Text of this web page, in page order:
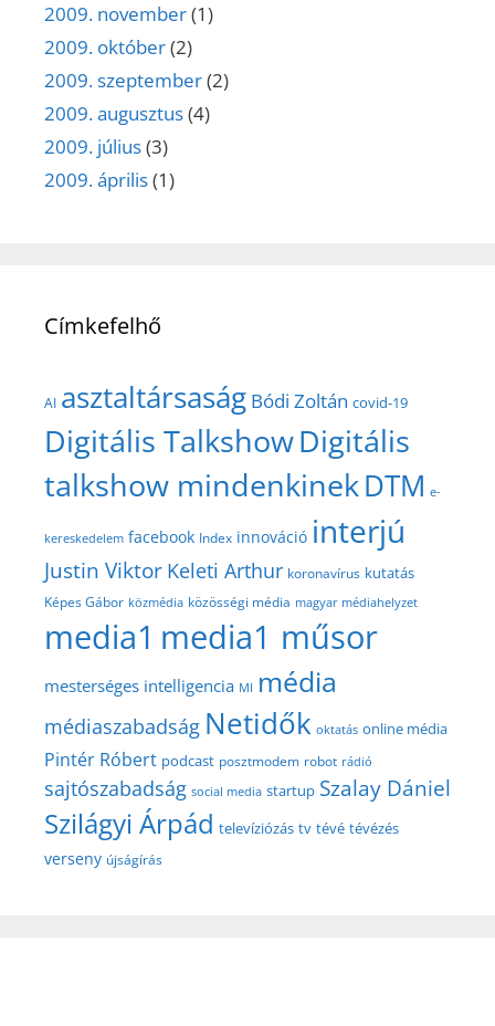
2009. november(1)
2009. október(2)
2009. szeptember(2)
2009. augusztus(4)
2009. július(3)
2009. április(1)
Címkefelhő
AI asztaltársaság Bódi Zoltán covid-19
Digitális TalkshowDigitális
talkshow mindenkinekDTM e-
kereskedelem facebook Index innováció interjú
Justin Viktor Keleti Arthur koronavírus kutatás
Képes Gábor közmédia közösségi média magyar médiahelyzet
media1 media1 műsor
mesterséges intelligencia MI média
médiaszabadság Netidők oktatás online média
Pintér Róbert podcast posztmodem robot rádió
sajtószabadság social media startup Szalay Dániel
Szilágyi Árpád televíziózás tv tévé tévézés
verseny újságírás